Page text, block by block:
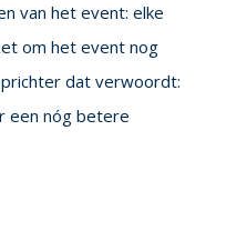
van het event: elke
om het event nog
dat verwoordt:
een nóg betere